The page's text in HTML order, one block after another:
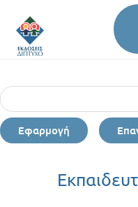
Φόρμα
Εκπαιδευτική
Εφαρμογή